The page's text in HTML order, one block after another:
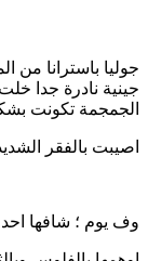
جينية نادرة جدا
الجمجمة تكونت
اصيبت بالفقر
وف يوم ؛ شافها